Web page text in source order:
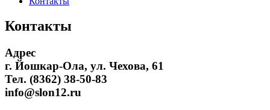
Контакты
Адрес
г. Йошкар-Ола, ул. Чехова, 61
Тел. (8362) 38-50-83
info@slon12.ru